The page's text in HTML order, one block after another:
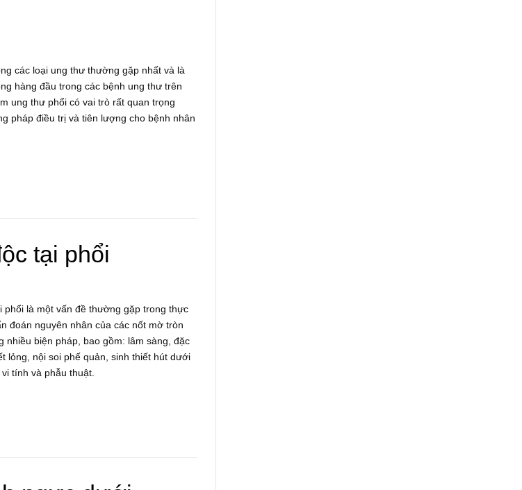
các loại ung thư thường gặp nhất và là
hàng đầu trong các bệnh ung thư trên
ung thư phổi có vai trò rất quan trọng
pháp điều trị và tiên lượng cho bệnh nhân
tại phổi
phổi là một vấn đề thường gặp trong thực
đoán nguyên nhân của các nốt mờ tròn
nhiều biện pháp, bao gồm: lâm sàng, đặc
lỏng, nội soi phế quản, sinh thiết hút dưới
tính và phẫu thuật.